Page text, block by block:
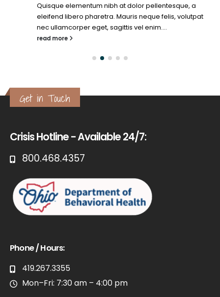
Quisque elementum nibh at dolor pellentesque, a
eleifend libero pharetra. Mauris neque felis, volutpat
nec ullamcorper eget, sagittis vel enim....
read more
Get in Touch
Crisis Hotline - Available 24/7:
800.468.4357
Phone / Hours:
419.267.3355
Mon–Fri: 7:30 am – 4:00 pm